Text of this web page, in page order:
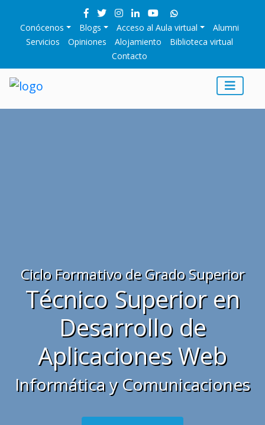
Conócenos Blogs Acceso al Aula virtual
Alumni
Servicios
Opiniones Alojamiento
Biblioteca virtual
Contacto
Ciclo Formativo de Grado Superior
Técnico Superior en
Desarrollo de
Aplicaciones Web
Informática y Comunicaciones